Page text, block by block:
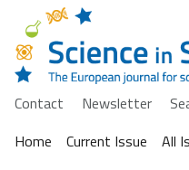
Contact Newsletter
Home
Current Issue All